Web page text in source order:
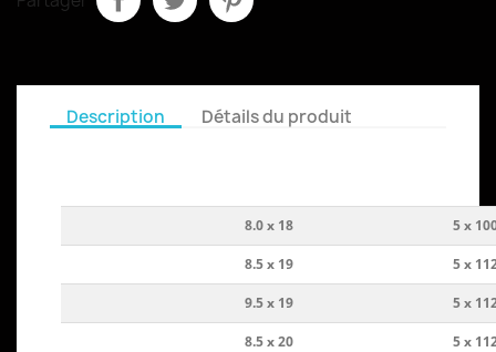
Description Détails du produit
8.0 x 18 5 x
8.5 x 19 5 x
9.5 x 19 5 x
8.5 x 20 5 x